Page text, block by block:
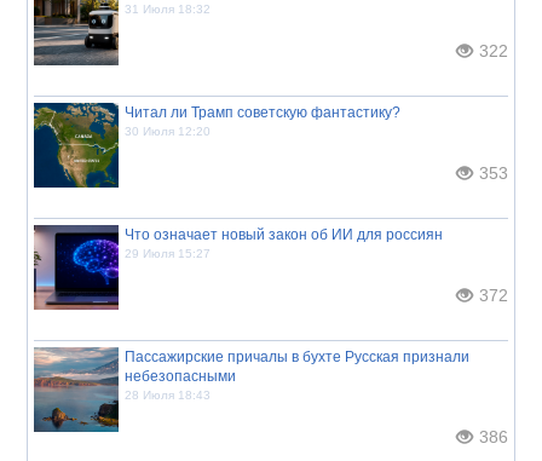
31 Июля 18:32
322
Читал ли Трамп советскую фантастику?
30 Июля 12:20
353
Что означает новый закон об ИИ для россиян
29 Июля 15:27
372
Пассажирские причалы в бухте Русская признали
небезопасными
28 Июля 18:43
386